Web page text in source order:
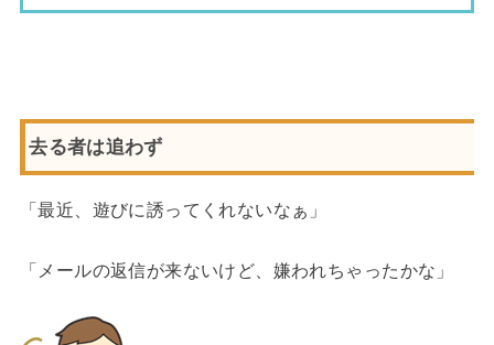
去る者は追わず
「最近、遊びに誘ってくれないなぁ」
「メールの返信が来ないけど、嫌われちゃったかな」